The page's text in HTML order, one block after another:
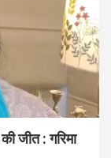
जीत : गरिमा